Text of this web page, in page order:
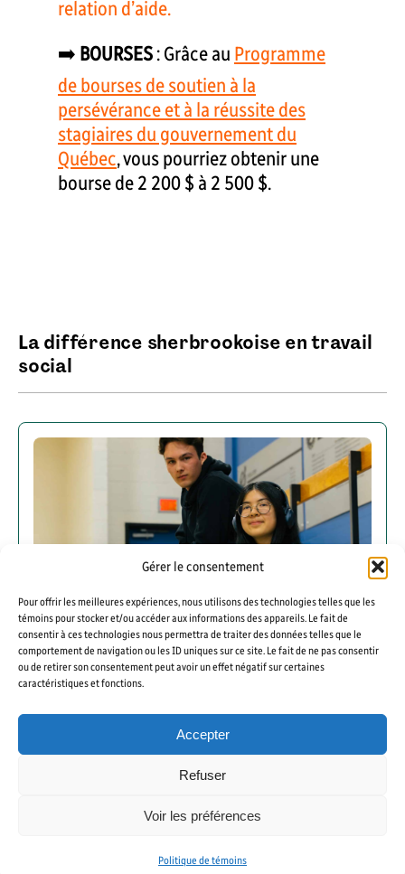
Gérer le consentement
Pour offrir les meilleures expériences, nous utilisons des technologies telles que les
témoins pour stocker et/ou accéder aux informations des appareils. Le fait de
consentir à ces technologies nous permettra de traiter des données telles que le
comportement de navigation ou les ID uniques sur ce site. Le fait de ne pas consentir
ou de retirer son consentement peut avoir un effet négatif sur certaines
caractéristiques et fonctions.
Accepter
Refuser
Voir les préférences
Politique de témoins
relation d’aide.
➡️ BOURSES: Grâce au Programme
de bourses de soutien à la
persévérance et à la réussite des
stagiaires du gouvernement du
Québec, vous pourriez obtenir une
bourse de 2 200 $ à 2 500 $.
La différence sherbrookoise en travail
social
Cruciale, la formation générale!
Les cours de formation générale : essentiels et
bien plus que des obligatoires!